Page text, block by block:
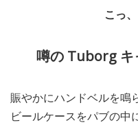
こっ
噂の Tuborg キ
賑やかにハンドベルを鳴
ビールケースをパブの中